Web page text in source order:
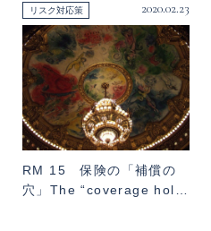
リスク対応策 2020.02.23
RM 15 保険の「補償の
穴」The “coverage hol…